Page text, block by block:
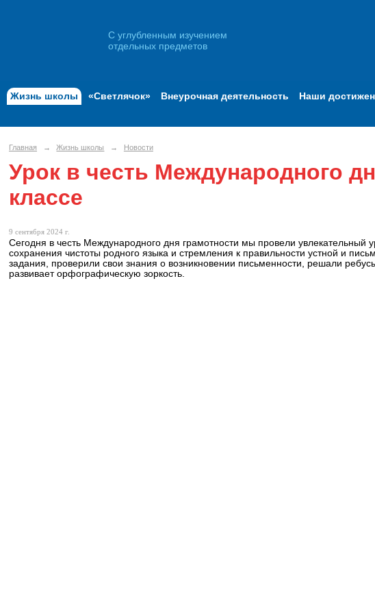
С углубленным изучением
отдельных предметов
Жизнь школы «Светлячок» Внеурочная деятельность Наши
Главная → Жизнь школы → Новости
Урок в честь Международного
классе
9 сентября 2024 г.
Сегодня в честь Международного дня грамотности мы провели увлекательный
сохранения чистоты родного языка и стремления к правильности устной и
задания, проверили свои знания о возникновении письменности, решали
развивает орфографическую зоркость.